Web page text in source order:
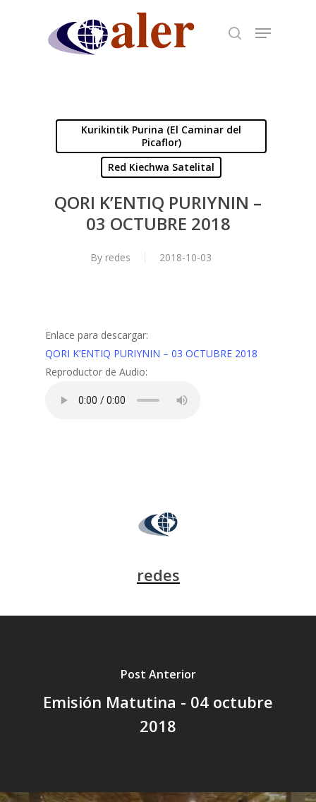
Kurikintik Purina (El Caminar del
Picaflor)
Red Kiechwa Satelital
QORI K’ENTIQ PURIYNIN –
03 OCTUBRE 2018
By redes 2018-10-03
Enlace para descargar:
QORI K’ENTIQ PURIYNIN – 03 OCTUBRE 2018
Reproductor de Audio:
redes
Post Anterior
Emisión Matutina - 04 octubre
2018